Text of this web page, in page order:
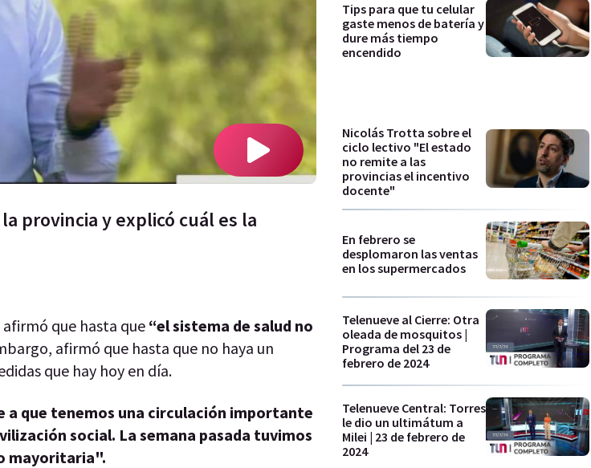
provincia y explicó cuál es la
afirmó que hasta que “el sistema de salud no
afirmó que hasta que no haya un
que hay hoy en día.
a que tenemos una circulación importante
social. La semana pasada tuvimos
mayoritaria".
Tips para que tu celular
gaste menos de batería y
dure más tiempo
encendido
Nicolás Trotta sobre el
ciclo lectivo "El estado
no remite a las
provincias el incentivo
docente"
En febrero se
desplomaron las ventas
en los supermercados
Telenueve al Cierre: Otra
oleada de mosquitos |
Programa del 23 de
febrero de 2024
Telenueve Central: Torres
le dio un ultimátum a
Milei | 23 de febrero de
2024